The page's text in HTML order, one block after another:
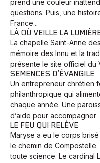
prend une couleur
questions. Puis, une
France...
LÀ OÙ VEILLE LA
La chapelle Saint-Anne
mémoire des Innu et la
présente le site officiel du
SEMENCES D’ÉVANGILE
Un entrepreneur chrétien
philanthropique qui
chaque année. Une
d’aide pour accompagner
LE FEU QUI RELÈVE
Maryse a eu le corps
le chemin de
toute science. Le cardinal